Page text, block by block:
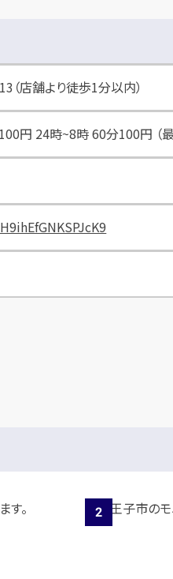
店舗より徒歩1分以内）
円 24時~8時 60分100円 （